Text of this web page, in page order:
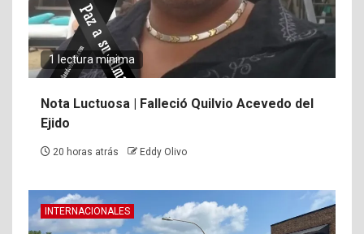
1 lectura mínima
Nota Luctuosa | Falleció Quilvio Acevedo del
Ejido
20 horas atrás Eddy Olivo
INTERNACIONALES